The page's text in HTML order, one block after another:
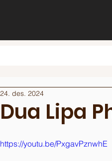
Dua Lipa
24. des. 2024
https://youtu.be/PxgavPznwhE